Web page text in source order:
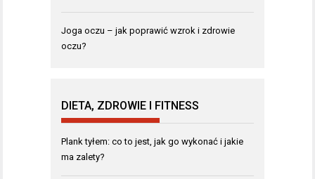
Joga oczu – jak poprawić wzrok i zdrowie
oczu?
DIETA, ZDROWIE I FITNESS
Plank tyłem: co to jest, jak go wykonać i jakie
ma zalety?